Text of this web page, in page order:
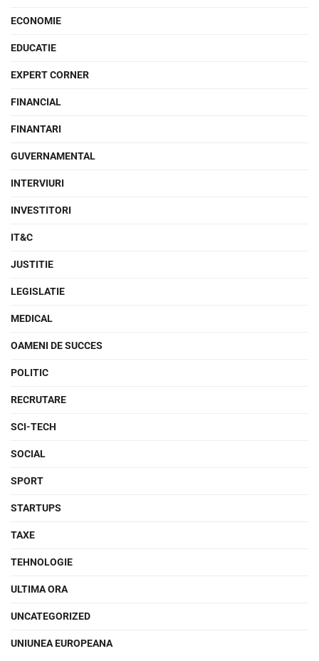
ECONOMIE
EDUCATIE
EXPERT CORNER
FINANCIAL
FINANTARI
GUVERNAMENTAL
INTERVIURI
INVESTITORI
IT&C
JUSTITIE
LEGISLATIE
MEDICAL
OAMENI DE SUCCES
POLITIC
RECRUTARE
SCI-TECH
SOCIAL
SPORT
STARTUPS
TAXE
TEHNOLOGIE
ULTIMA ORA
UNCATEGORIZED
UNIUNEA EUROPEANA